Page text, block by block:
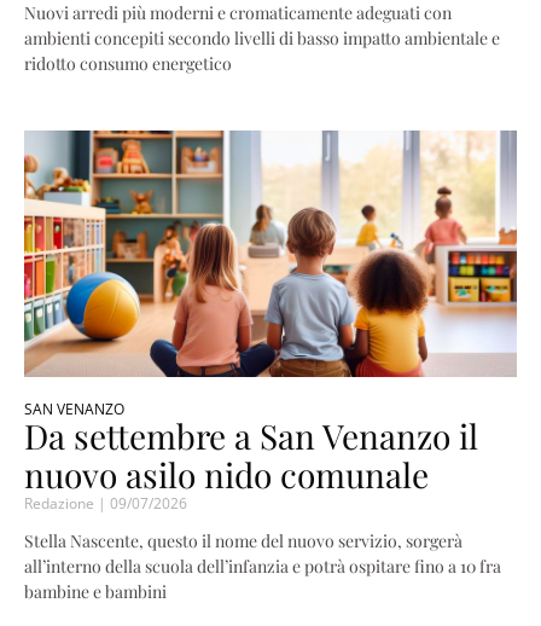
Nuovi arredi più moderni e cromaticamente adeguati con
ambienti concepiti secondo livelli di basso impatto ambientale e
ridotto consumo energetico
SAN VENANZO
Da settembre a San Venanzo il
nuovo asilo nido comunale
Redazione 09/07/2026
Stella Nascente, questo il nome del nuovo servizio, sorgerà
all’interno della scuola dell’infanzia e potrà ospitare fino a 10 fra
bambine e bambini